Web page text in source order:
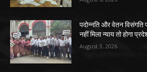
पदोन्नति और वेतन
नहीं मिला न्याय तो होगा
August 3, 2026